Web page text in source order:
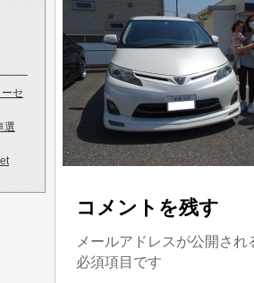
セ
選
コメントを残す
メールアドレスが公開さ
必須項目です